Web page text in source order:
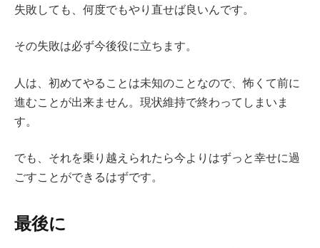
失敗しても、何度でもやり直せば良いんです。
その失敗は必ず今後役に立ちます。
人は、初めてやることは未知のことなので、怖くて前に
進むことが出来ません。現状維持で終わってしまいま
す。
でも、それを乗り越えられたら今よりはずっと幸せに過
ごすことができるはずです。
最後に